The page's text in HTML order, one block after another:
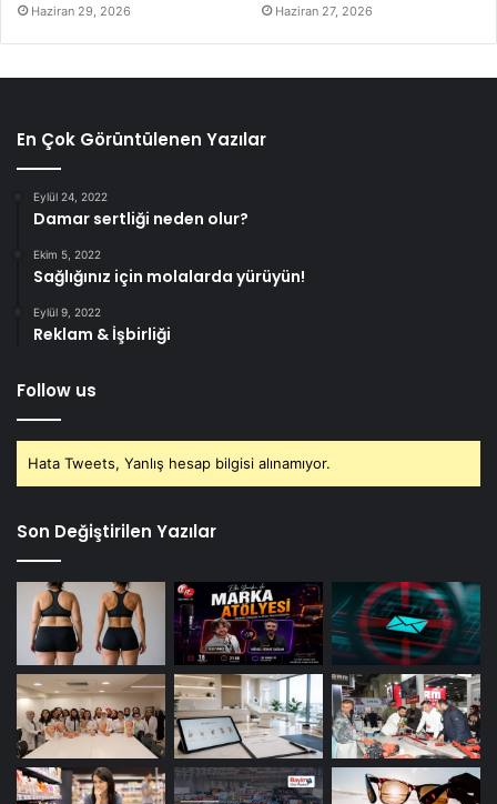
Haziran 29, 2026 Haziran 27, 2026
En Çok Görüntülenen Yazılar
Eylül 24, 2022
Damar sertliği neden olur?
Ekim 5, 2022
Sağlığınız için molalarda yürüyün!
Eylül 9, 2022
Reklam & İşbirliği
Follow us
Hata Tweets, Yanlış hesap bilgisi alınamıyor.
Son Değiştirilen Yazılar